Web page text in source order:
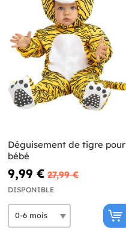
Déguisement de tigre pour
bébé
9,99 € 27,99 €
DISPONIBLE